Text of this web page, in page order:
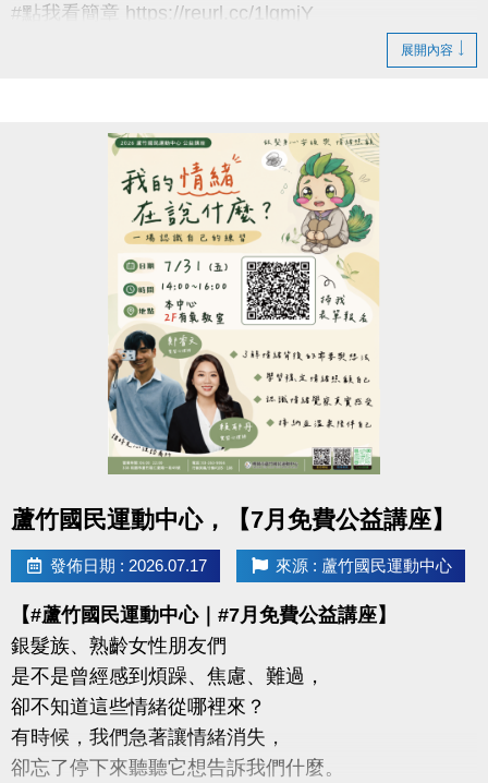
#點我看簡章 https://reurl.cc/1lgmjY
▶ 標示【 * 】請自備瑜珈墊。
▶ 標示【 ★ 】為平日優惠課程。
▶ 上課請穿著運動服裝，並攜帶毛巾、水。
▶ 有氧、瑜珈、飛輪需年滿15歲；懸吊、空瑜需年滿
▶ 若因人數不足無法開班，將於開課前通知，並請持
原信用卡、繳費憑證及發票至本中心辦理退費。
-洽詢專線：03-2639066 #112
-官網 :
https://www.lzsports.com.tw/zh_TW/news/pageID/1/
-FB : 桃園市蘆竹國民運動中心
-IG : @luzhusports
展開內容
蘆竹國民運動中心，【7月免費公益講座】
發佈日期 : 2026.07.17 來源 : 蘆竹國民運動中心
【#蘆竹國民運動中心｜#7月免費公益講座】
銀髮族、熟齡女性朋友們
是不是曾經感到煩躁、焦慮、難過，
卻不知道這些情緒從哪裡來？
有時候，我們急著讓情緒消失，
卻忘了停下來聽聽它想告訴我們什麼。